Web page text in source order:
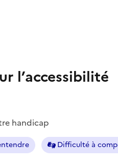
l’accessibilité
handicap
Difficulté à